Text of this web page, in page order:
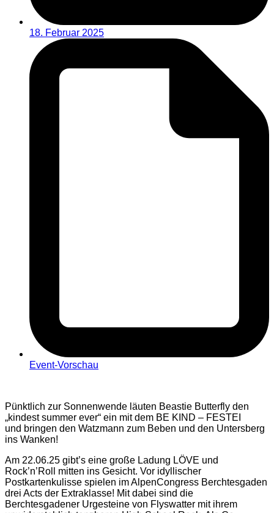
18. Februar 2025
Event-Vorschau
Pünktlich zur Sonnenwende läuten Beastie Butterfly den
„kindest summer ever“ ein mit dem BE KIND – FESTEI
und bringen den Watzmann zum Beben und den Untersberg
ins Wanken!
Am 22.06.25 gibt’s eine große Ladung LÖVE und
Rock’n’Roll mitten ins Gesicht. Vor idyllischer
Postkartenkulisse spielen im AlpenCongress Berchtesgaden
drei Acts der Extraklasse! Mit dabei sind die
Berchtesgadener Urgesteine von Flyswatter mit ihrem